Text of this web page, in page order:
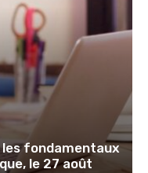
fondamentaux
le 27 août